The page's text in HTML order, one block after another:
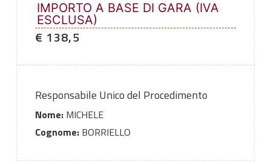
IMPORTO A BASE DI GARA (IVA
ESCLUSA)
€ 138,5
Responsabile Unico del Procedimento
Nome:MICHELE
Cognome:BORRIELLO